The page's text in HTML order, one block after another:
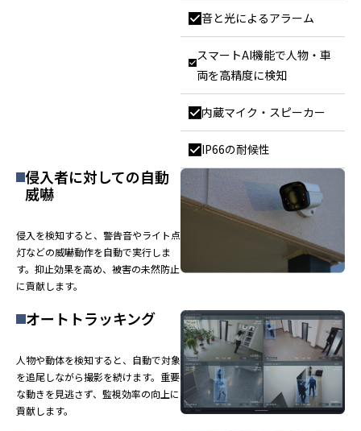
音と光によるアラーム
スマートAI機能で人物・車
両を高精度に検知
内蔵マイク・スピーカー
IP66の耐候性
侵入者に対しての自動
威嚇
侵入を検知すると、警告音やライト点
灯などの威嚇動作を自動で実行しま
す。抑止効果を高め、被害の未然防止
に貢献します。
オートトラッキング
人物や動体を検知すると、自動で対象
を追尾しながら撮影を続けます。重要
な動きを見逃さず、監視効率の向上に
貢献します。